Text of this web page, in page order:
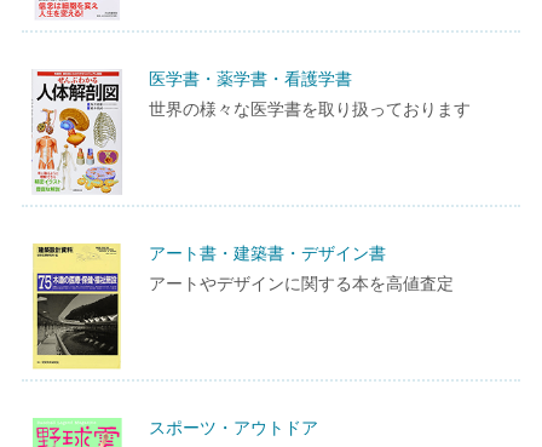
医学書・薬学書・看護学書
世界の様々な医学書を取り扱っております
アート書・建築書・デザイン書
アートやデザインに関する本を高値査定
スポーツ・アウトドア